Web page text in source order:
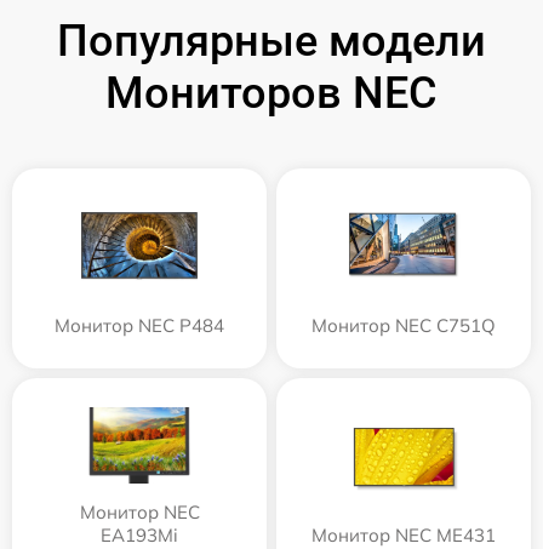
Популярные модели
Мониторов NEC
Монитор NEC P484 Монитор NEC C751Q
Монитор NEC
EA193Mi
Монитор NEC ME431